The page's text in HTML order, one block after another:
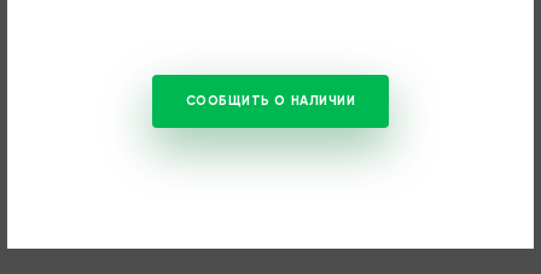
СООБЩИТЬ О НАЛИЧИИ